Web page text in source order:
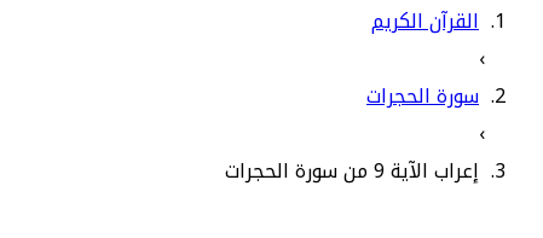
القرآن الكريم
›
سورة الحجرات
›
إعراب الآية 9 من سورة الحجرات